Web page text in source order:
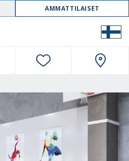
AMMATTILAISET